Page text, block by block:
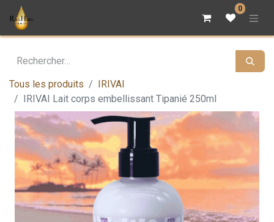
0
Tous les produits
IRIVAI
IRIVAI Lait corps embellissant Tipanié 250ml